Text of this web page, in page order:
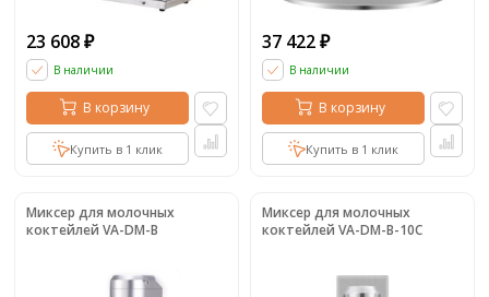
23 608 ₽
В наличии
В корзину
Купить в 1 клик
37 422 ₽
В наличии
В корзину
Купить в 1 клик
Миксер для молочных
коктейлей VA-DM-B
Миксер для молочных
коктейлей VA-DM-B-10C